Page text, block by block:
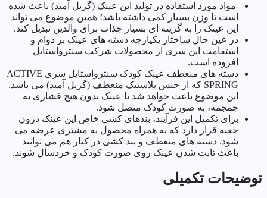
مواد مورد استفاده در تولید این عینک (گریل آمید) باعث شده
است تا وزن بسیار کمی داشته باشد؛ همین موضوع می تواند
این عینک را به گزینه ای بسیار جذاب برای والدین تبدیل کند.
در عین حال ساختار یکپارچه دسته های عینک بر دوام و
استقامت این سری از محصولات شرکت سنترواستایل
افزوده است.
دسته های منعطف عینک کودک سنترواستایل سری ACTIVE
SPRING که از جنس پلاستیک منعطف (گریل آمید) می باشد.
این موضوع باعث خواهد شد تا عینک بدون هیچ فشاری به
جمجمه، به صورت کودک متصل شود.
برای تکمیل این فرآیند، بندهای کشی خاص این عینک درون
جعبه قرار دارد که به همراه محصول به مشتری عرضه می
شود. دسته های منعطف و بند کشی در کنار هم می توانند
باعث ثابت شدن عینک روی صورت کودک و خردسال شوند.
توضیحات تکمیلی